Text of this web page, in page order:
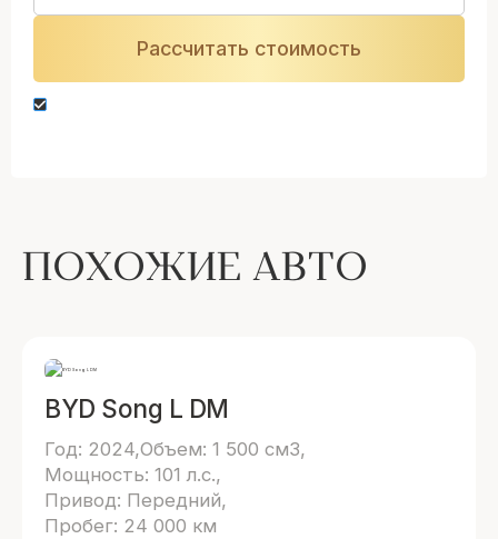
ПОХОЖИЕ АВТО
BYD Song L DM
Год: 2024 Объем: 1 500 см3
Мощность: 101 л.с.
Привод: Передний
Пробег: 24 000 км